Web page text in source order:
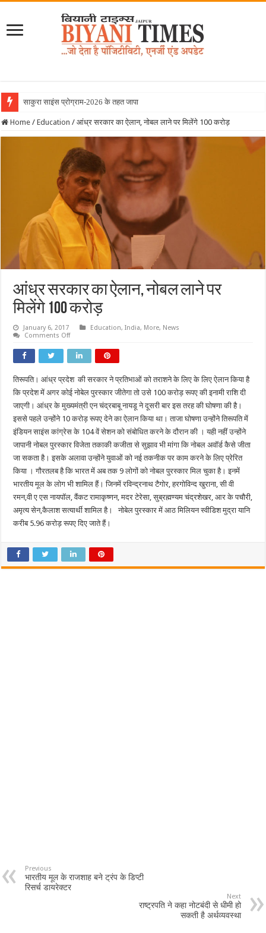
साकुरा साइंस प्रोग्राम-2026 के तहत जापान रवाना हुई बि
Home / Education / आंध्र सरकार का ऐलान, नोबल लाने पर मिलेंगे 100 करोड़
आंध्र सरकार का ऐलान, नोबल लाने पर
मिलेंगे 100 करोड़
January 6, 2017 Education,India, More, News
Comments Offon
सरकार
ऐलान,
लाने
पर
मिलेंगे
100
करोड़
तिरूपति। आंध्र प्रदेश की सरकार ने प्रतिभाओं को तराशने के लिए के लिए ऐलान किया है
कि प्रदेश में अगर कोई नोबेल पुरस्कार जीतेगा तो उसे 100 करोड़ रूपए की इनामी राशि दी
जाएगी। आंध्र के मुख्यमंत्री एन चंद्रबाबू नायडू ने दूसरी बार इस तरह की घोषणा की है।
इससे पहले उन्होंने 10 करोड़ रूपए देने का ऐलान किया था। ताजा घोषणा उन्होंने तिरूपति में
इंडियन साइंस कांग्रेस के 104 वें सेशन को संबोधित करने के दौरान की । यही नहीं उन्होंने
जापानी नोबल पुरस्कार विजेता तकाकी कजीता से सुझाव भी मांगा कि नोबल अवॉर्ड कैसे जीता
जा सकता है। इसके अलावा उन्होंने युवाओं को नई तकनीक पर काम करने के लिए प्रेरित
किया । गौरतलब है कि भारत में अब तक 9 लोगों को नोबल पुरस्कार मिल चुका है। इनमें
भारतीय मूल के लोग भी शामिल हैं। जिनमें रविन्द्रनाथ टैगोर, हरगोविन्द खुराना, सी वी
रमन,वी ए एस नायपॉल, वैंकट रामाकृष्णन, मदर टेरेसा, सुब्रह्मण्यम चंद्रशेखर, आर के पचौरी,
अमृत्य सेन,कैलाश सत्यार्थी शामिल है। नोबेल पुरस्कार में आठ मिलियन स्वीडिश मुद्रा यानि
करीब 5.96 करोड़ रूपए दिए जाते हैं।
Previous
भारतीय मूल के राजशाह बने ट्रंप के डिप्टी
रिसर्च डायरेक्टर
Next
राष्ट्रपति ने कहा नोटबंदी से धीमी हो
सकती है अर्थव्यवस्था